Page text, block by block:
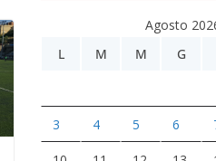
Agosto
L
M M G
3 4 5 6